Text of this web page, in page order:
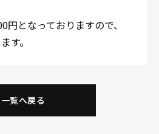
円となっておりますので、
す。
一覧へ戻る